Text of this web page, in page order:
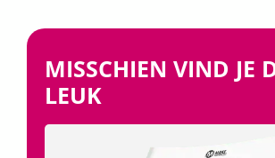
MISSCHIEN VIND JE
LEUK